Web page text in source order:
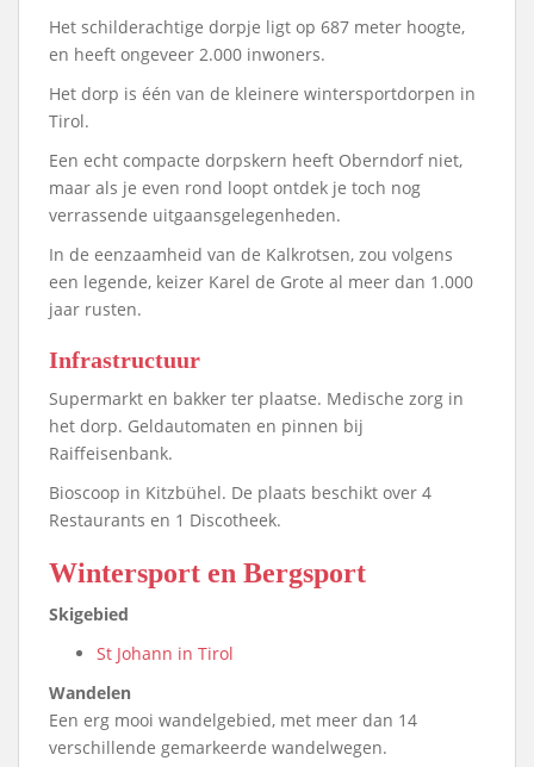
Het schilderachtige dorpje ligt op 687 meter hoogte,
en heeft ongeveer 2.000 inwoners.
Het dorp is één van de kleinere wintersportdorpen in
Tirol.
Een echt compacte dorpskern heeft Oberndorf niet,
maar als je even rond loopt ontdek je toch nog
verrassende uitgaansgelegenheden.
In de eenzaamheid van de Kalkrotsen, zou volgens
een legende, keizer Karel de Grote al meer dan 1.000
jaar rusten.
Infrastructuur
Supermarkt en bakker ter plaatse. Medische zorg in
het dorp. Geldautomaten en pinnen bij
Raiffeisenbank.
Bioscoop in Kitzbühel. De plaats beschikt over 4
Restaurants en 1 Discotheek.
Wintersport en Bergsport
Skigebied
St Johann in Tirol
Wandelen
Een erg mooi wandelgebied, met meer dan 14
verschillende gemarkeerde wandelwegen.